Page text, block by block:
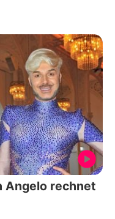
Angelo rechnet